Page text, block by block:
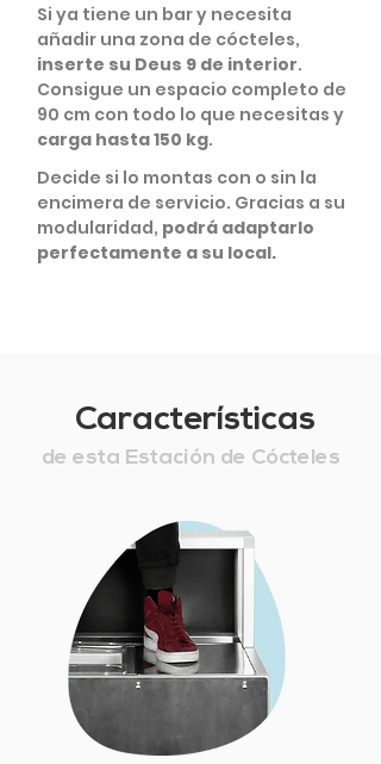
Si ya tiene un bar y necesita
añadir una zona de cócteles,
inserte su Deus 9 de interior.
Consigue un espacio completo de
90 cm con todo lo que necesitas y
carga hasta 150 kg.
Decide si lo montas con o sin la
encimera de servicio. Gracias a su
modularidad, podrá adaptarlo
perfectamente a su local.
Características
de esta Estación de Cócteles